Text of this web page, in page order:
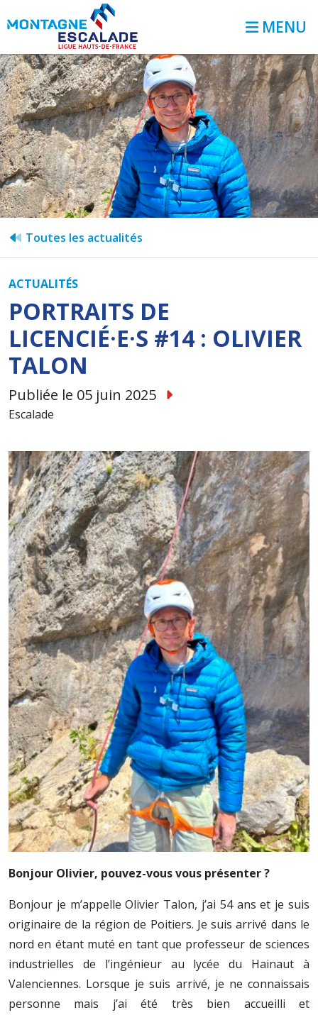
MENU
Toutes les actualités
ACTUALITÉS
PORTRAITS DE
LICENCIÉ·E·S #14 : OLIVIER
TALON
Publiée le 05 juin 2025
Escalade
Bonjour Olivier, pouvez-vous vous présenter ?
Bonjour je m’appelle Olivier Talon, j’ai 54 ans et je suis
originaire de la région de Poitiers. Je suis arrivé dans le
nord en étant muté en tant que professeur de sciences
industrielles de l’ingénieur au lycée du Hainaut à
Valenciennes. Lorsque je suis arrivé, je ne connaissais
personne mais j’ai été très bien accueilli et